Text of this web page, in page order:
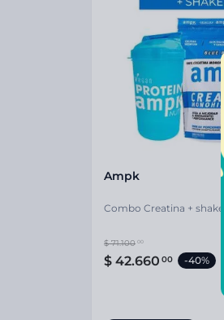
Ampk
Combo Creatina + shaker
$ 71.100 00
$ 42.660 00 -40%